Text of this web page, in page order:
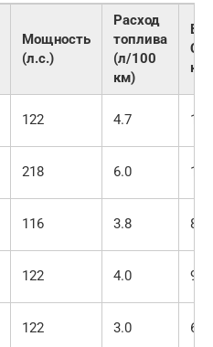
Мощность
(л.с.)
Расход
топлива
(л/100
км)
км)
122 4.7 108
218 6.0 138
116 3.8 86
122 4.0 95
122 3.0 69